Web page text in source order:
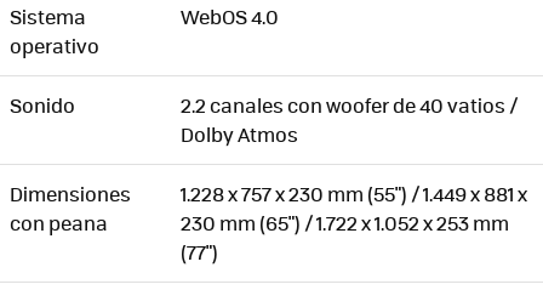
Sistema
operativo
WebOS 4.0
Sonido
2.2 canales con woofer de 40 vatios /
Dolby Atmos
Dimensiones
con peana
1.228 x 757 x 230 mm (55") / 1.449 x 881 x
230 mm (65") / 1.722 x 1.052 x 253 mm
(77")